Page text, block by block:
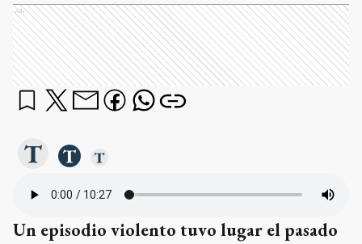
Ads
Un episodio violento tuvo lugar el pasado